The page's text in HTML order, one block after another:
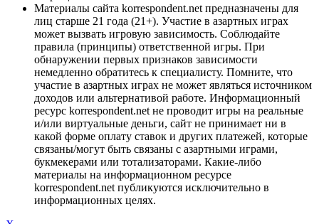
Материалы сайта korrespondent.net предназначены для
лиц старше 21 года (21+). Участие в азартных играх
может вызвать игровую зависимость. Соблюдайте
правила (принципы) ответственной игры. При
обнаружении первых признаков зависимости
немедленно обратитесь к специалисту. Помните, что
участие в азартных играх не может являться источником
доходов или альтернативой работе. Информационный
ресурс korrespondent.net не проводит игры на реальные
и/или виртуальные деньги, сайт не принимает ни в
какой форме оплату ставок и других платежей, которые
связаны/могут быть связаны с азартными играми,
букмекерами или тотализаторами. Какие-либо
материалы на информационном ресурсе
korrespondent.net публикуются исключительно в
информационных целях.